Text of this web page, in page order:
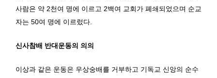
사람은 약 2천여 명에 이르고 2백여 교회가 폐쇄되었으며 순교
자는 50여 명에 이르렀다.
신사참배 반대운동의 의의
이상과 같은 운동은 우상숭배를 거부하고 기독교 신앙의 순수